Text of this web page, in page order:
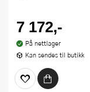
7 172,-
På nettlager
Kan sendes til butikk